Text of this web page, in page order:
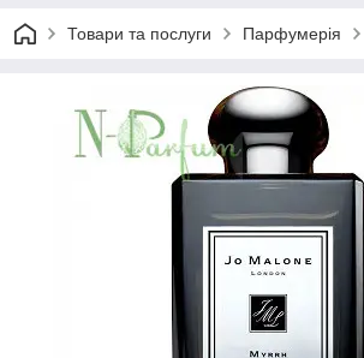
Товари та послуги Парфумерія